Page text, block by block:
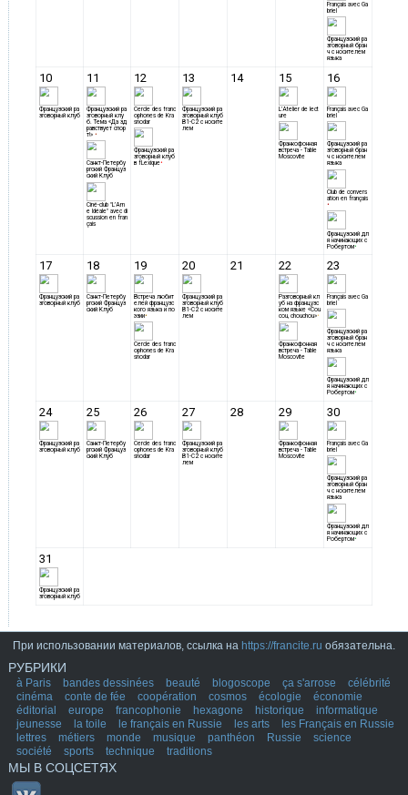
При использовании материалов, ссылка на https://francite.ru обязательна.
РУБРИКИ
à Paris bandes dessinées beauté blogoscope ça s'arrose
célébrité
cinéma
conte de fée coopération cosmos écologie
économie
éditorial
europe francophonie hexagone historique
informatique
jeunesse
la toile le français en Russie les arts
les Français en Russie
lettres
métiers monde musique panthéon Russie
science
société
sports technique traditions
МЫ В СОЦСЕТЯХ